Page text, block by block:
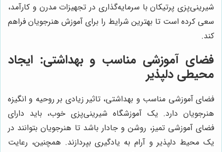
شیرینی‌پزی پرتیکان با سرمایه‌گذاری در تجهیزات مدرن و کارآمد،
سعی کرده است تا بهترین شرایط را برای آموزش هنرجویان فراهم
کند.
فضای آموزشی مناسب و بهداشتی: ایجاد
محیطی دلپذیر
فضای آموزشی مناسب و بهداشتی، تاثیر زیادی بر روحیه و انگیزه
هنرجویان دارد. یک آموزشگاه شیرینی‌پزی خوب، باید دارای
فضای آموزشی تمیز، روشن و جادار باشد تا هنرجویان بتوانند در
یک محیط دلپذیر و آرام به یادگیری بپردازند. همچنین، رعایت